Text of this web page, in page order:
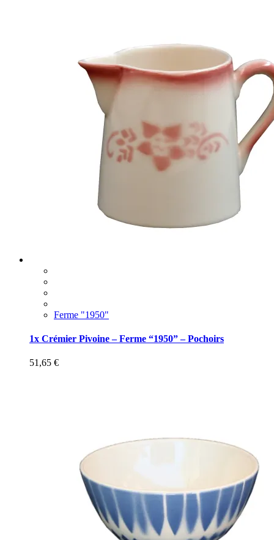
Ferme "1950"
1x Crémier Pivoine – Ferme “1950” – Pochoirs
51,65 €